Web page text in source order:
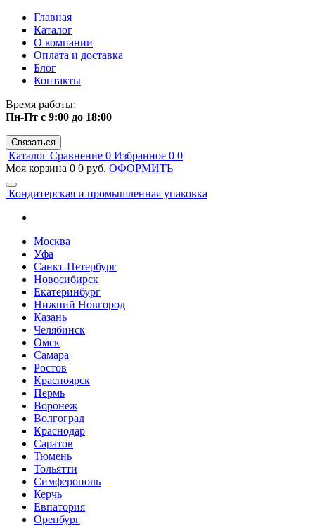
Главная
Каталог
О компании
Оплата и доставка
Блог
Контакты
Время работы:
Пн-Пт с 9:00 до 18:00
Связаться
Каталог Сравнение 0 Избранное 0 0
Моя корзина 0 0 руб. ОФОРМИТЬ
Кондитерская и промышленная упаковка
Москва
Уфа
Санкт-Петербург
Новосибирск
Екатеринбург
Нижний Новгород
Казань
Челябинск
Омск
Самара
Ростов
Красноярск
Пермь
Воронеж
Волгоград
Краснодар
Саратов
Тюмень
Тольятти
Симферополь
Керчь
Евпатория
Оренбург